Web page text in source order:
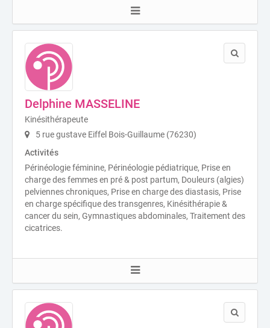
Delphine MASSELINE
Kinésithérapeute
5 rue gustave Eiffel Bois-Guillaume (76230)
Activités
Périnéologie féminine, Périnéologie pédiatrique, Prise en
charge des femmes en pré & post partum, Douleurs (algies)
pelviennes chroniques, Prise en charge des diastasis, Prise
en charge spécifique des transgenres, Kinésithérapie &
cancer du sein, Gymnastiques abdominales, Traitement des
cicatrices.